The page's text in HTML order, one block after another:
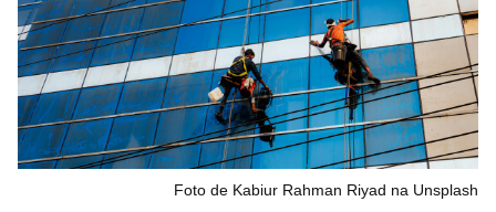
Foto de Kabiur Rahman Riyad na Unsplash